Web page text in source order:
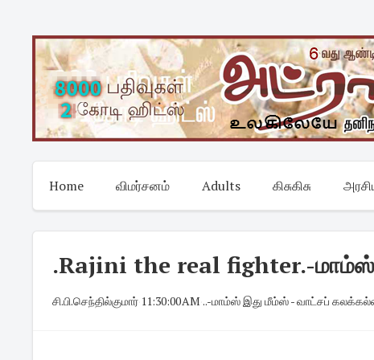
content
Home விமர்சனம் Adults கிசுகிசு
.Rajini the real fighter.-
சி.பி.செந்தில்குமார் 11:30:00 AM ·..-மாம்ஸ் இது மீம்ஸ் - வாட்சப்